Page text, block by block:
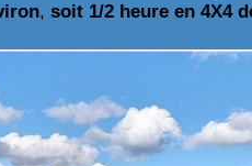
, soit 1/2 heure en 4X4